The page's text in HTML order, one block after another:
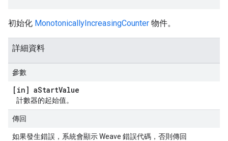
初始化 MonotonicallyIncreasingCounter 物件。
詳細資料
參數
[in] aStartValue
計數器的起始值。
傳回
如果發生錯誤，系統會顯示 Weave 錯誤代碼，否則傳回